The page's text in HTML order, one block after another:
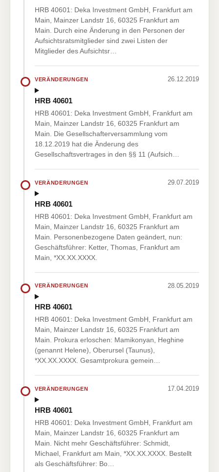
HRB 40601: Deka Investment GmbH, Frankfurt am
Main, Mainzer Landstr 16, 60325 Frankfurt am
Main. Durch eine Änderung in den Personen der
Aufsichtsratsmitglieder sind zwei Listen der
Mitglieder des Aufsichtsr…
VERÄNDERUNGEN 26.12.2019
HRB 40601
HRB 40601: Deka Investment GmbH, Frankfurt am
Main, Mainzer Landstr 16, 60325 Frankfurt am
Main. Die Gesellschafterversammlung vom
18.12.2019 hat die Änderung des
Gesellschaftsvertrages in den §§ 11 (Aufsich…
VERÄNDERUNGEN 29.07.2019
HRB 40601
HRB 40601: Deka Investment GmbH, Frankfurt am
Main, Mainzer Landstr 16, 60325 Frankfurt am
Main. Personenbezogene Daten geändert, nun:
Geschäftsführer: Ketter, Thomas, Frankfurt am
Main, *XX.XX.XXXX.
VERÄNDERUNGEN 28.05.2019
HRB 40601
HRB 40601: Deka Investment GmbH, Frankfurt am
Main, Mainzer Landstr 16, 60325 Frankfurt am
Main. Prokura erloschen: Mamikonyan, Heghine
(genannt Helene), Oberursel (Taunus),
*XX.XX.XXXX. Gesamtprokura gemein…
VERÄNDERUNGEN 17.04.2019
HRB 40601
HRB 40601: Deka Investment GmbH, Frankfurt am
Main, Mainzer Landstr 16, 60325 Frankfurt am
Main. Nicht mehr Geschäftsführer: Schmidt,
Michael, Frankfurt am Main, *XX.XX.XXXX. Bestellt
als Geschäftsführer: Bo…